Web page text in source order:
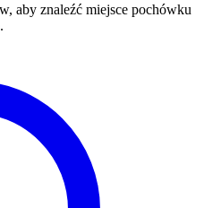
aby znaleźć miejsce pochówku